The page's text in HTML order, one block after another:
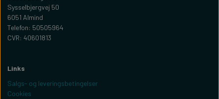
Sysselbjergvej 50
6051 Almind
Telefon: 50505964
CVR: 40601813
Links
Salgs- og leveringsbetingelser
Cookies